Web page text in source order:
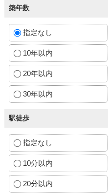
築年数
指定なし
10年以内
20年以内
30年以内
駅徒歩
指定なし
10分以内
20分以内